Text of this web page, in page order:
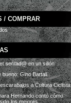
/ COMPRAR
sentad@ en un sillón
bueno: Gino Bartali
a Cultura Ciclista
Hernando contó cómo
los mejores